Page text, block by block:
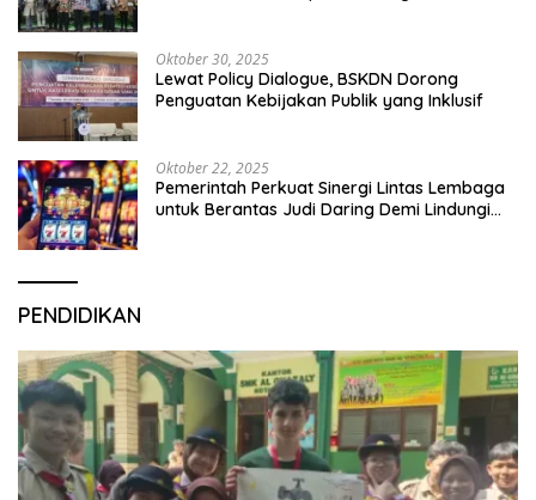
Oktober 30, 2025
Lewat Policy Dialogue, BSKDN Dorong
Penguatan Kebijakan Publik yang Inklusif
Oktober 22, 2025
Pemerintah Perkuat Sinergi Lintas Lembaga
untuk Berantas Judi Daring Demi Lindungi
PENDIDIKAN